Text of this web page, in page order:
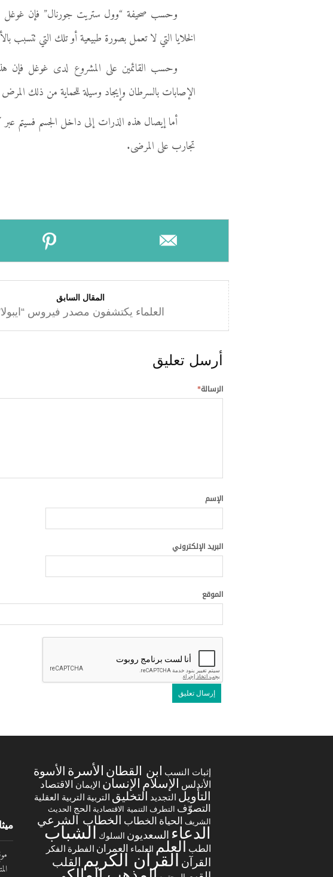
وحسب صحيفة “وول ستريت جورنال” فإن غوغل لا
الخلايا التي لا تعمل بصورة طبيعية أو تلك التي تتسبب
وحسب القائمين على المشروع لدى غوغل فإن
الإصابات بالسرطان وإيجاد وسيلة للحماية من ذلك المرض
أما إيصال هذه الذرات إلى داخل الجسم فسيتم عبر
تجارب على المرضى.
المقال السابق
العلماء يكتشفون مصدر فيروس
أرسل تعليق
الرسالة*
الإسم
البريد الإلكتروني
الموقع
إثبات النسب ابن القطان الأسرة الأسوة
الأندلس الإسلام الإنسان الإيمان الاقتصاد
التأويل التجديد التخليق التربية التربية العقلية
التصوّف التطرف التنمية الاقتصادية الحج الحديث
الشريف
الحياة الخطاب الخطاب الشرعي
الدعاء السعديون السلوك الشباب
الطب العلم العلماء العمران الفطرة الفكر
القرآن القرآن الكريم القلب